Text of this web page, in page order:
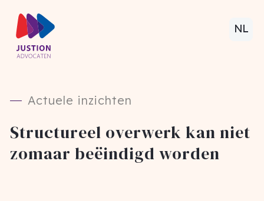
NL
Actuele inzichten
Structureel overwerk kan niet
zomaar beëindigd worden